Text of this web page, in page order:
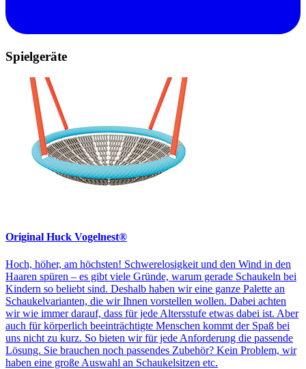
Spielgeräte
Original Huck Vogelnest®
Hoch, höher, am höchsten! Schwerelosigkeit und den Wind in den
Haaren spüren – es gibt viele Gründe, warum gerade Schaukeln bei
Kindern so beliebt sind. Deshalb haben wir eine ganze Palette an
Schaukelvarianten, die wir Ihnen vorstellen wollen. Dabei achten
wir wie immer darauf, dass für jede Altersstufe etwas dabei ist. Aber
auch für körperlich beeinträchtigte Menschen kommt der Spaß bei
uns nicht zu kurz. So bieten wir für jede Anforderung die passende
Lösung. Sie brauchen noch passendes Zubehör? Kein Problem, wir
haben eine große Auswahl an Schaukelsitzen etc.